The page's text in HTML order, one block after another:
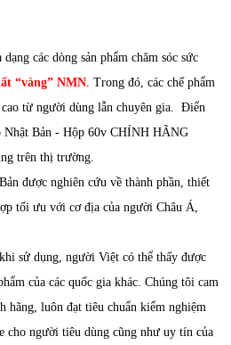
các dòng sản phẩm chăm sóc sức
“vàng” NMN. Trong đó, các chế phẩm
từ người dùng lẫn chuyên gia. Điển
Bản - Hộp 60v CHÍNH HÃNG
trên thị trường.
được nghiên cứu về thành phần, thiết
tối ưu với cơ địa của người Châu Á,
sử dụng, người Việt có thể thấy được
của các quốc gia khác. Chúng tôi cam
hãng, luôn đạt tiêu chuẩn kiểm nghiệm
cho người tiêu dùng cũng như uy tín của